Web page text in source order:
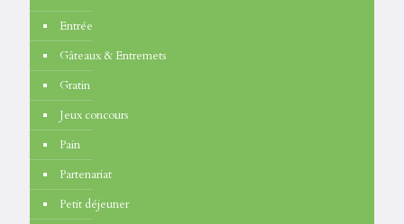
Entrée
Gâteaux & Entremets
Gratin
Jeux concours
Pain
Partenariat
Petit déjeuner